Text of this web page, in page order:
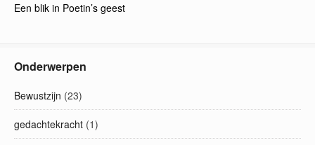
Een blik in Poetin’s geest
Onderwerpen
Bewustzijn (23)
gedachtekracht (1)